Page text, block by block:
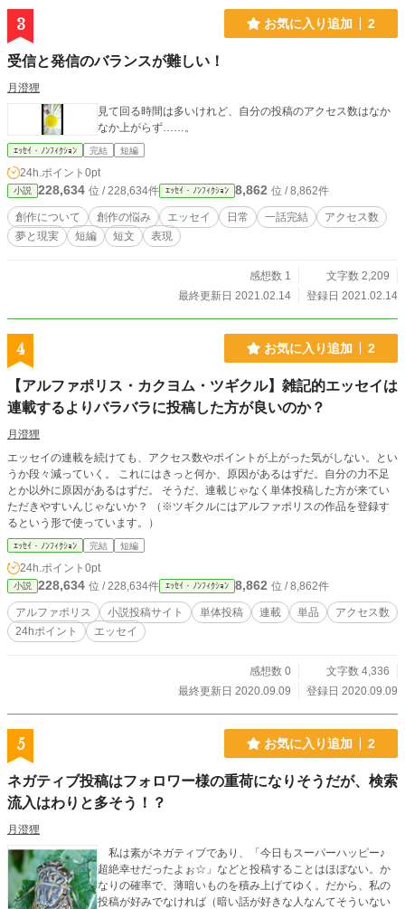
3 お気に入り追加 2
受信と発信のバランスが難しい！
月澄狸
見て回る時間は多いけれど、自分の投稿のアクセス数はなか
なか上がらず……。
ｴｯｾｲ・ﾉﾝﾌｨｸｼｮﾝ 完結 短編
24h.ポイント 0pt
小説 228,634 位 / 228,634件 ｴｯｾｲ・ﾉﾝﾌｨｸｼｮﾝ 8,862 位 / 8,862件
創作について 創作の悩み エッセイ 日常 一話完結
アクセス数
夢と現実
短編 短文 表現
感想数 1
文字数 2,209
最終更新日 2021.02.14
登録日 2021.02.14
4 お気に入り追加 2
【アルファポリス・カクヨム・ツギクル】雑記的エッセイは
連載するよりバラバラに投稿した方が良いのか？
月澄狸
エッセイの連載を続けても、アクセス数やポイントが上がった気がしない。とい
うか段々減っていく。 これにはきっと何か、原因があるはずだ。自分の力不足
とか以外に原因があるはずだ。 そうだ、連載じゃなく単体投稿した方が来てい
ただきやすいんじゃないか？ （※ツギクルにはアルファポリスの作品を登録す
るという形で使っています。）
ｴｯｾｲ・ﾉﾝﾌｨｸｼｮﾝ 完結 短編
24h.ポイント 0pt
小説 228,634 位 / 228,634件 ｴｯｾｲ・ﾉﾝﾌｨｸｼｮﾝ 8,862 位 / 8,862件
アルファポリス 小説投稿サイト 単体投稿 連載 単品
アクセス数
24hポイント
エッセイ
感想数 0
文字数 4,336
最終更新日 2020.09.09
登録日 2020.09.09
5 お気に入り追加 2
ネガティブ投稿はフォロワー様の重荷になりそうだが、検索
流入はわりと多そう！？
月澄狸
私は素がネガティブであり、「今日もスーパーハッピー♪
超絶幸せだったよぉ☆」などと投稿することはほぼない。か
なりの確率で、薄暗いものを積み上げてゆく。だから、私の
投稿が好みでなければ（暗い話が好きな人なんてそういない